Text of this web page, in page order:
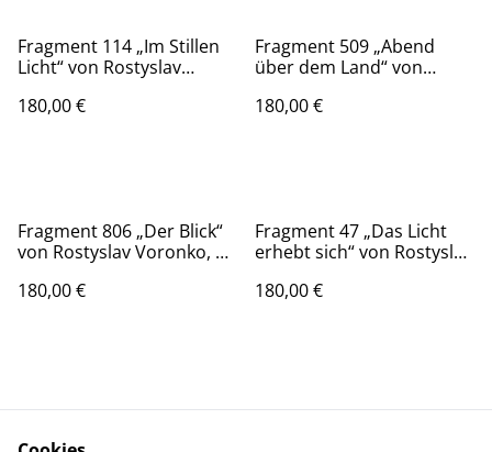
Fragment 114 „Im Stillen
Licht“ von Rostyslav
2024 – abstraktes Gesicht
180,00 €
Fragment 509 „Abend
über dem Land“ von
Karton, 2024 – abstrakte
180,00 €
Fragment 806 „Der Blick“
von Rostyslav Voronko, Öl
abstraktes Auge in
180,00 €
Fragment 47 „Das Licht
erhebt sich“ von Rostyslav
2024 – vertikaler
180,00 €